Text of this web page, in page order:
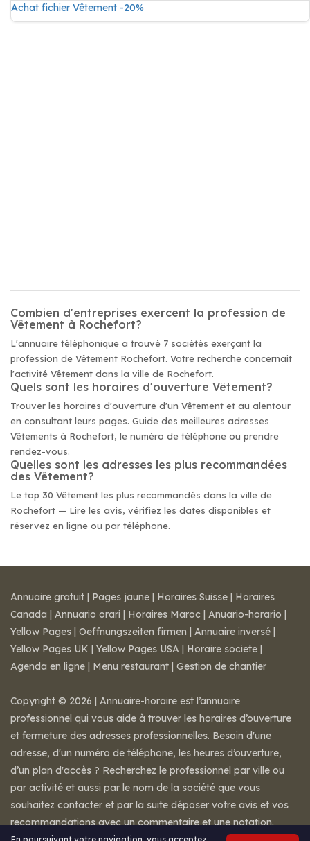
Achat fichier Vêtement -20%
Combien d'entreprises exercent la profession de
Vêtement à Rochefort?
L'annuaire téléphonique a trouvé 7 sociétés exerçant la
profession de Vêtement Rochefort. Votre recherche concernait
l'activité Vêtement dans la ville de Rochefort.
Quels sont les horaires d'ouverture Vêtement?
Trouver les horaires d'ouverture d'un Vêtement et au alentour
en consultant leurs pages. Guide des meilleures adresses
Vêtements à Rochefort, le numéro de téléphone ou prendre
rendez-vous.
Quelles sont les adresses les plus recommandées
des Vêtement?
Le top 30 Vêtement les plus recommandés dans la ville de
Rochefort — Lire les avis, vérifiez les dates disponibles et
réservez en ligne ou par téléphone.
Annuaire gratuit | Pages jaune | Horaires Suisse | Horaires
Canada | Annuario orari | Horaires Maroc | Anuario-horario |
Yellow Pages | Oeffnungszeiten firmen | Annuaire inversé |
Yellow Pages UK | Yellow Pages USA | Horaire societe |
Agenda en ligne | Menu restaurant | Gestion de chantier
Copyright © 2026 | Annuaire-horaire est l’annuaire
professionnel qui vous aide à trouver les horaires d’ouverture
et fermeture des adresses professionnelles. Besoin d'une
adresse, d'un numéro de téléphone, les heures d’ouverture,
d’un plan d'accès ? Recherchez le professionnel par ville ou
par activité et aussi par le nom de la société que vous
souhaitez contacter et par la suite déposer votre avis et vos
recommandations avec un commentaire et une notation.